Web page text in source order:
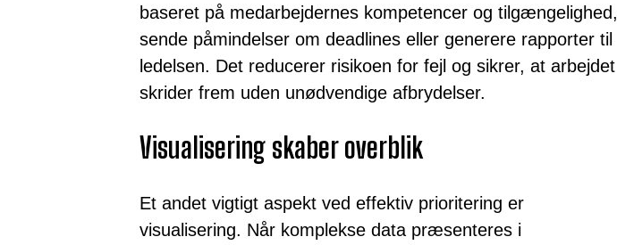
baseret på medarbejdernes kompetencer og tilgængelighed,
sende påmindelser om deadlines eller generere rapporter til
ledelsen. Det reducerer risikoen for fejl og sikrer, at arbejdet
skrider frem uden unødvendige afbrydelser.
Visualisering skaber overblik
Et andet vigtigt aspekt ved effektiv prioritering er
visualisering. Når komplekse data præsenteres i